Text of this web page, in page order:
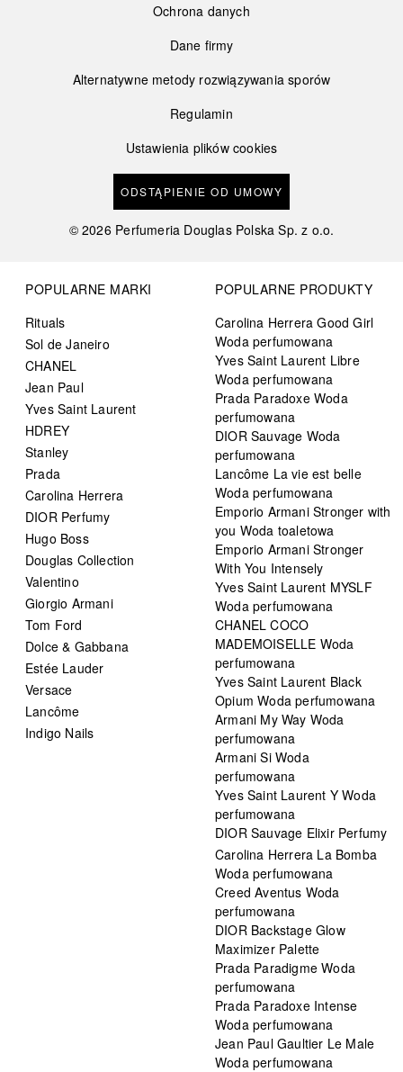
Ochrona danych
Dane firmy
Alternatywne metody rozwiązywania sporów
Regulamin
Ustawienia plików cookies
ODSTĄPIENIE OD UMOWY
©2026 Perfumeria Douglas Polska Sp. z o.o.
POPULARNE MARKI
Rituals
Sol de Janeiro
CHANEL
Jean Paul
Yves Saint Laurent
HDREY
Stanley
Prada
Carolina Herrera
DIOR Perfumy
Hugo Boss
Douglas Collection
Valentino
Giorgio Armani
Tom Ford
Dolce & Gabbana
Estée Lauder
Versace
Lancôme
Indigo Nails
POPULARNE PRODUKTY
Carolina Herrera Good Girl
Woda perfumowana
Yves Saint Laurent Libre
Woda perfumowana
Prada Paradoxe Woda
perfumowana
DIOR Sauvage Woda
perfumowana
Lancôme La vie est belle
Woda perfumowana
Emporio Armani Stronger with
you Woda toaletowa
Emporio Armani Stronger
With You Intensely
Yves Saint Laurent MYSLF
Woda perfumowana
CHANEL COCO
MADEMOISELLE Woda
perfumowana
Yves Saint Laurent Black
Opium Woda perfumowana
Armani My Way Woda
perfumowana
Armani Si Woda
perfumowana
Yves Saint Laurent Y Woda
perfumowana
DIOR Sauvage Elixir Perfumy
Carolina Herrera La Bomba
Woda perfumowana
Creed Aventus Woda
perfumowana
DIOR Backstage Glow
Maximizer Palette
Prada Paradigme Woda
perfumowana
Prada Paradoxe Intense
Woda perfumowana
Jean Paul Gaultier Le Male
Woda perfumowana